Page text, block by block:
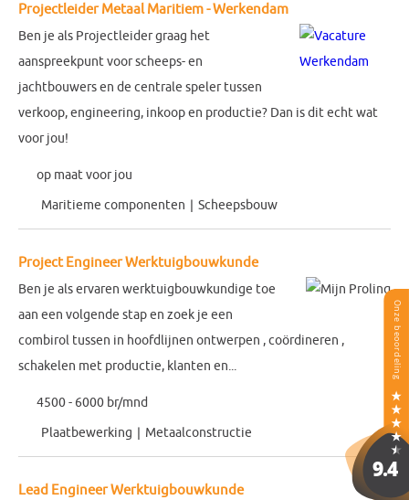
Projectleider Metaal Maritiem - Werkendam
Ben je als Projectleider graag het
aanspreekpunt voor scheeps- en
jachtbouwers en de centrale speler tussen
verkoop, engineering, inkoop en productie? Dan is dit echt wat
voor jou!
op maat voor jou
Maritieme componenten
Scheepsbouw
Project Engineer Werktuigbouwkunde
Ben je als ervaren werktuigbouwkundige toe
aan een volgende stap en zoek je een
combirol tussen in hoofdlijnen ontwerpen , coördineren ,
schakelen met productie, klanten en...
4500 - 6000 br/mnd
Plaatbewerking
Metaalconstructie
Lead Engineer Werktuigbouwkunde